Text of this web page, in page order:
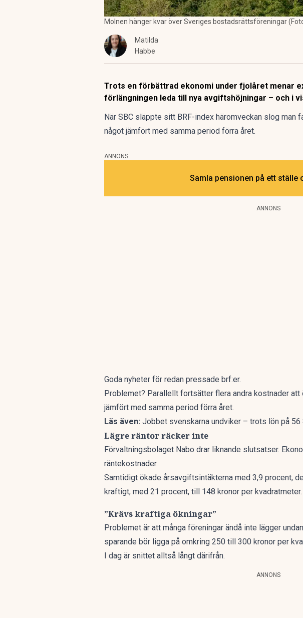
Molnen hänger kvar över Sveriges bostadsrättsföreningar
Matilda
Habbe
Trots en förbättrad ekonomi under fjolåret menar
förlängningen leda till nya avgiftshöjningar – och i
När SBC släppte sitt BRF-index häromveckan slog
något jämfört med samma period förra året.
ANNONS
Samla pensionen på ett ställe
ANNONS
Goda nyheter för redan pressade brf:er.
Problemet? Parallellt fortsätter flera andra kostnader att
jämfört med samma period förra året.
Läs även: Jobbet svenskarna undviker – trots lön på 56
Lägre räntor räcker inte
Förvaltningsbolaget Nabo drar liknande slutsatser.
räntekostnader.
Samtidigt ökade årsavgiftsintäkterna med 3,9 procent,
kraftigt, med 21 procent, till 148 kronor per kvadratmeter.
”Krävs kraftiga ökningar”
Problemet är att många föreningar ändå inte lägger
sparande bör ligga på omkring 250 till 300 kronor per
I dag är snittet alltså långt därifrån.
ANNONS